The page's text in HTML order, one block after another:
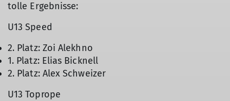
© Sandra Bauer
tolle Ergebnisse:
U13 Speed
2. Platz: Zoi Alekhno
1. Platz: Elias Bicknell
2. Platz: Alex Schweizer
U13 Toprope